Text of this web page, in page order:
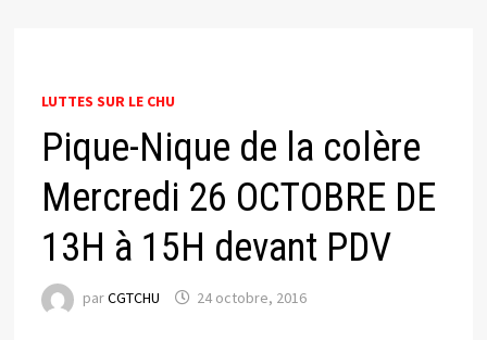
LUTTES SUR LE CHU
Pique-Nique de la colère
Mercredi 26 OCTOBRE DE
13H à 15H devant PDV
parCGTCHU 24 octobre, 2016